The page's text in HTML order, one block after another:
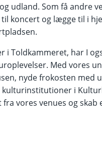
udland. Som få andre
koncert og lægge til i
Toldkammeret, har I
Med vores
nyde frokosten med
kulturinstitutioner i
vores venues og skab